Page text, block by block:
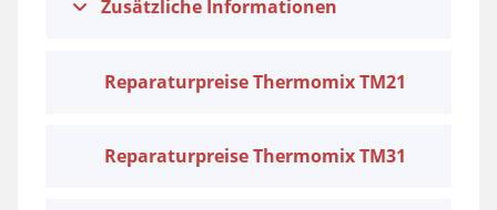
Zusätzliche Informationen
Reparaturpreise Thermomix TM21
Reparaturpreise Thermomix TM31